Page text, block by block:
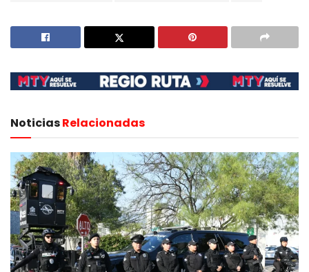
NoticiasRelacionadas